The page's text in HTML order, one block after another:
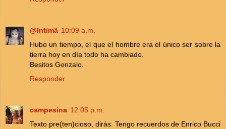
@Intimä 10:09 a.m.
Hubo un tiempo, el que el hombre era el único ser sobre la
tierra hoy en día todo ha cambiado.
Besitos Gonzalo.
Responder
campesina 12:05 p.m.
Texto pre(ten)cioso, dirás. Tengo recuerdos de Enrico Bucci